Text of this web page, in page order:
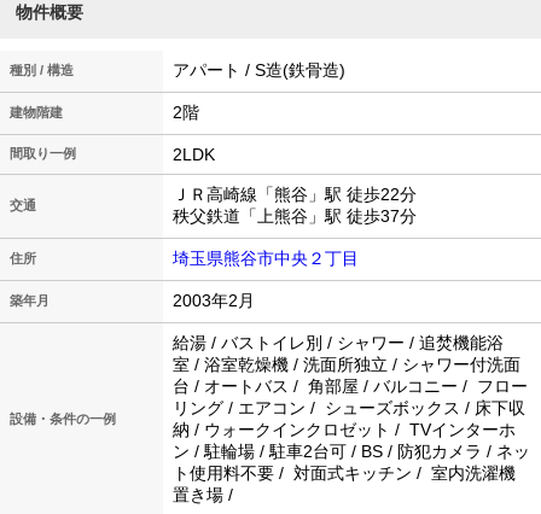
物件概要
種別 / 構造 アパート / S造(鉄骨造)
建物階建 2階
間取り一例 2LDK
交通
ＪＲ高崎線「熊谷」駅 徒歩22分
秩父鉄道「上熊谷」駅 徒歩37分
住所 埼玉県熊谷市中央２丁目
築年月 2003年2月
設備・条件の一例
給湯 / バストイレ別 / シャワー / 追焚機能浴
室 / 浴室乾燥機 / 洗面所独立 / シャワー付洗面
台 / オートバス / 角部屋 / バルコニー / フロー
リング / エアコン / シューズボックス / 床下収
納 / ウォークインクロゼット / TVインターホ
ン / 駐輪場 / 駐車2台可 / BS / 防犯カメラ / ネッ
ト使用料不要 / 対面式キッチン / 室内洗濯機
置き場 /